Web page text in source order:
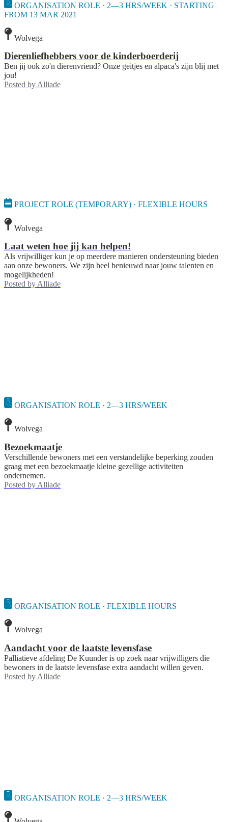
ORGANISATION ROLE · 2—3 HRS/WEEK · STARTING
FROM 13 MAR 2021
Wolvega
Dierenliefhebbers voor de kinderboerderij
Ben jij ook zo'n dierenvriend? Onze geitjes en alpaca's zijn blij met
jou!
Posted byAlliade
PROJECT ROLE (TEMPORARY) · FLEXIBLE HOURS
Wolvega
Laat weten hoe jij kan helpen!
Als vrijwilliger kun je op meerdere manieren ondersteuning bieden
aan onze bewoners. We zijn heel benieuwd naar jouw talenten en
mogelijkheden!
Posted by Alliade
ORGANISATION ROLE · 2—3 HRS/WEEK
Wolvega
Bezoekmaatje
Verschillende bewoners met een verstandelijke beperking zouden
graag met een bezoekmaatje kleine gezellige activiteiten
ondernemen.
Posted by Alliade
ORGANISATION ROLE · FLEXIBLE HOURS
Wolvega
Aandacht voor de laatste levensfase
Palliatieve afdeling De Kuunder is op zoek naar vrijwilligers die
bewoners in de laatste levensfase extra aandacht willen geven.
Posted by Alliade
ORGANISATION ROLE · 2—3 HRS/WEEK